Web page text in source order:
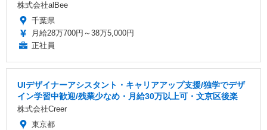
株式会社alBee
千葉県
月給28万700円～38万5,000円
正社員
UIデザイナーアシスタント・キャリアアップ支援/独学でデザ
イン学習中歓迎/残業少なめ・月給30万以上可・文京区後楽
株式会社Creer
東京都